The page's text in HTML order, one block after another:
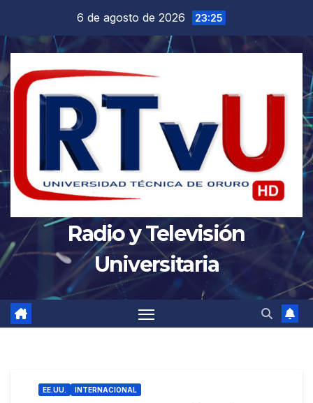
contenido
6 de agosto de 2026 23:25
Radio y Televisión
Universitaria
EE.UU. INTERNACIONAL